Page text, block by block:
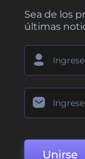
Sea de los
últimas
Unirse